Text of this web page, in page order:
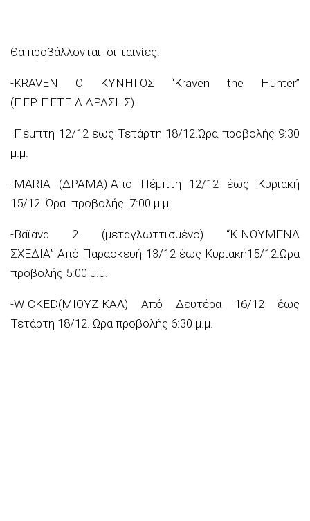
Θα προβάλλονται οι ταινίες:
-KRAVEN Ο ΚΥΝΗΓΟΣ “Kraven the Hunter”
(ΠΕΡΙΠΕΤΕΙΑ ΔΡΑΣΗΣ).
Πέμπτη 12/12 έως Τετάρτη 18/12.Ώρα προβολής 9:30
μ.μ.
-MARIA (ΔΡΑΜΑ)-Από Πέμπτη 12/12 έως Κυριακή
15/12 .Ώρα προβολής 7:00 μ.μ.
-Βαϊάνα 2 (μεταγλωττισμένο) “ΚΙΝΟΥΜΕΝΑ
ΣΧΕΔΙΑ”Από Παρασκευή 13/12 έως Κυριακή15/12.Ώρα
προβολής 5:00 μ.μ.
-WICKED(ΜΙΟΥΖΙΚΑΛ) Από Δευτέρα 16/12 έως
Τετάρτη 18/12 . Ώρα προβολής 6:30 μ.μ.